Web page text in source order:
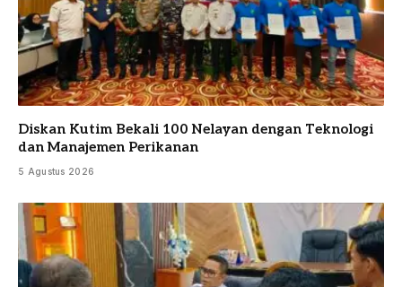
Diskan Kutim Bekali 100 Nelayan dengan Teknologi
dan Manajemen Perikanan
5 Agustus 2026